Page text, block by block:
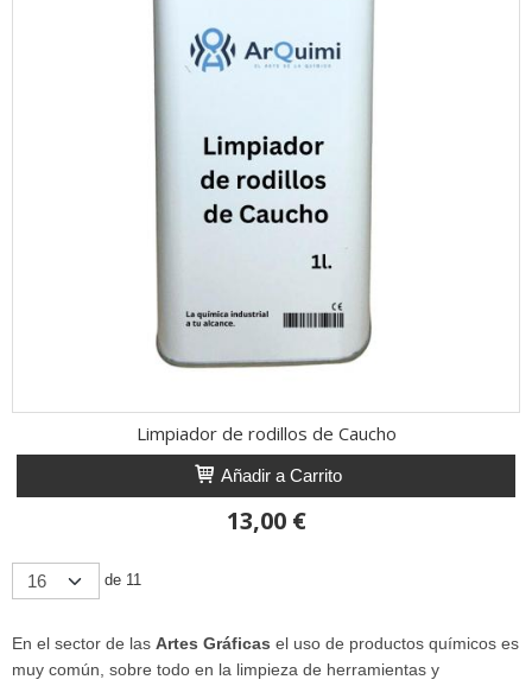
Limpiador de rodillos de Caucho
Añadir a Carrito
13,00 €
de 11
En el sector de las Artes Gráficas el uso de productos químicos es
muy común, sobre todo en la limpieza de herramientas y